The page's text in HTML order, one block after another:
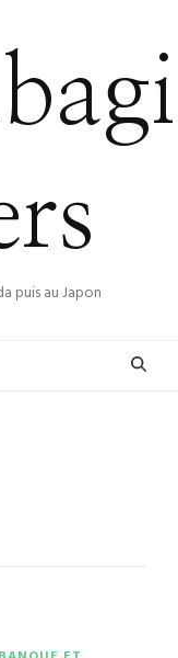
puis au Japon